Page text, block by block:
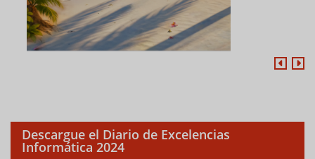
Descargue el Diario de Excelencias
Informática 2024